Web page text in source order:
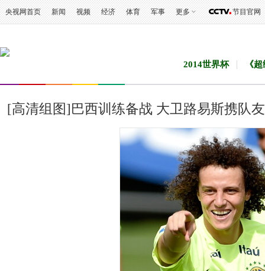
央视网首页 新闻 视频 经济 体育 军事 更多 节目官网
2014世界杯 《
[高清组图]巴西训练备战 大卫路易斯携队